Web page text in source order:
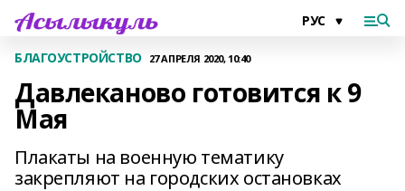
БЛАГОУСТРОЙСТВО 27 АПРЕЛЯ 2020, 10:40
Давлеканово готовится к 9
Мая
Плакаты на военную тематику
закрепляют на городских остановках